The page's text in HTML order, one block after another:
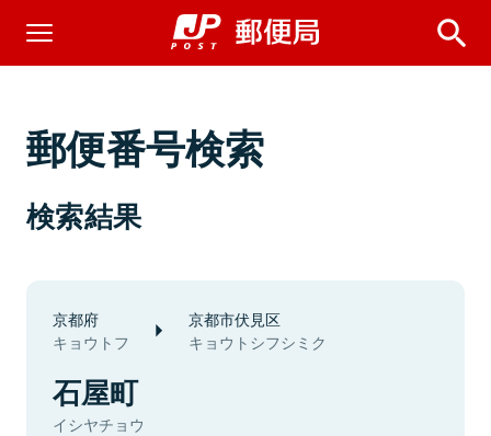
郵便番号検索
検索結果
京都府
キョウトフ
京都市伏見区
キョウトシフシミク
石屋町
イシヤチョウ